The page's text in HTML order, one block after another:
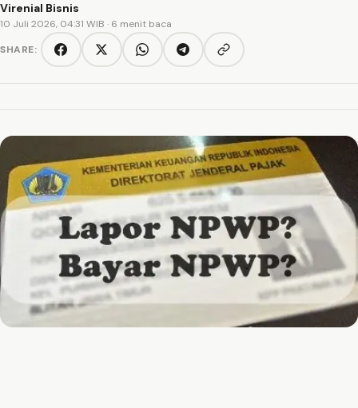
Virenial Bisnis
10 Juli 2026, 04:31 WIB · 6 menit baca
SHARE:
FacebookTwitter/XWhatsAppTelegramCopy link